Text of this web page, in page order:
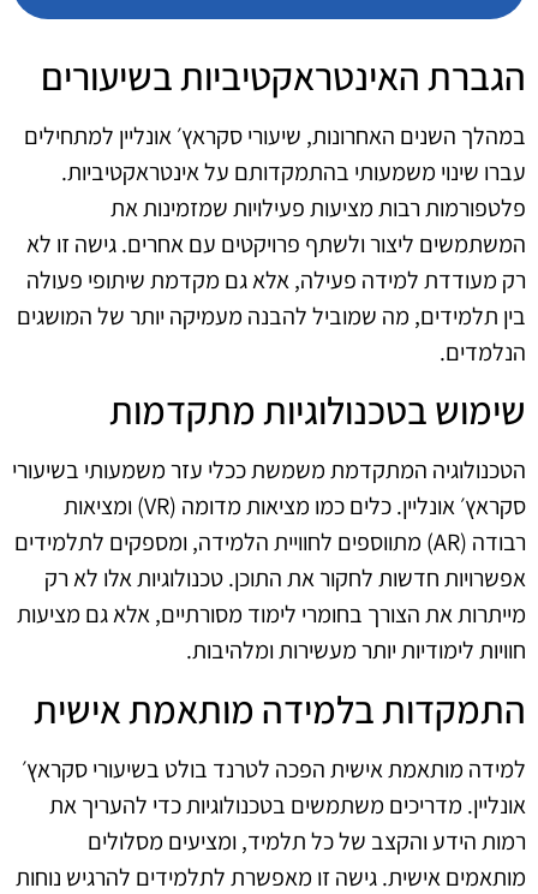
הגברת האינטראקטיביות בשיעורים
במהלך השנים האחרונות, שיעורי סקראץ׳ אונליין למתחילים
עברו שינוי משמעותי בהתמקדותם על אינטראקטיביות.
פלטפורמות רבות מציעות פעילויות שמזמינות את
המשתמשים ליצור ולשתף פרויקטים עם אחרים. גישה זו לא
רק מעודדת למידה פעילה, אלא גם מקדמת שיתופי פעולה
בין תלמידים, מה שמוביל להבנה מעמיקה יותר של המושגים
הנלמדים.
שימוש בטכנולוגיות מתקדמות
הטכנולוגיה המתקדמת משמשת ככלי עזר משמעותי בשיעורי
סקראץ׳ אונליין. כלים כמו מציאות מדומה (VR) ומציאות
רבודה (AR) מתווספים לחוויית הלמידה, ומספקים לתלמידים
אפשרויות חדשות לחקור את התוכן. טכנולוגיות אלו לא רק
מייתרות את הצורך בחומרי לימוד מסורתיים, אלא גם מציעות
חוויות לימודיות יותר מעשירות ומלהיבות.
התמקדות בלמידה מותאמת אישית
למידה מותאמת אישית הפכה לטרנד בולט בשיעורי סקראץ׳
אונליין. מדריכים משתמשים בטכנולוגיות כדי להעריך את
רמות הידע והקצב של כל תלמיד, ומציעים מסלולים
מותאמים אישית. גישה זו מאפשרת לתלמידים להרגיש נוחות